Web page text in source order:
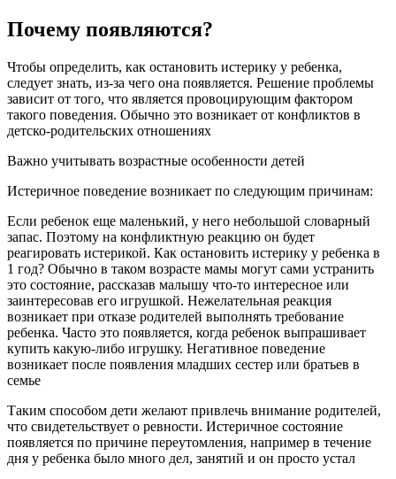
Почему появляются?
Чтобы определить, как остановить истерику у ребенка,
следует знать, из-за чего она появляется. Решение проблемы
зависит от того, что является провоцирующим фактором
такого поведения. Обычно это возникает от конфликтов в
детско-родительских отношениях
Важно учитывать возрастные особенности детей
Истеричное поведение возникает по следующим причинам:
Если ребенок еще маленький, у него небольшой словарный
запас. Поэтому на конфликтную реакцию он будет
реагировать истерикой. Как остановить истерику у ребенка в
1 год? Обычно в таком возрасте мамы могут сами устранить
это состояние, рассказав малышу что-то интересное или
заинтересовав его игрушкой. Нежелательная реакция
возникает при отказе родителей выполнять требование
ребенка. Часто это появляется, когда ребенок выпрашивает
купить какую-либо игрушку. Негативное поведение
возникает после появления младших сестер или братьев в
семье
Таким способом дети желают привлечь внимание родителей,
что свидетельствует о ревности. Истеричное состояние
появляется по причине переутомления, например в течение
дня у ребенка было много дел, занятий и он просто устал